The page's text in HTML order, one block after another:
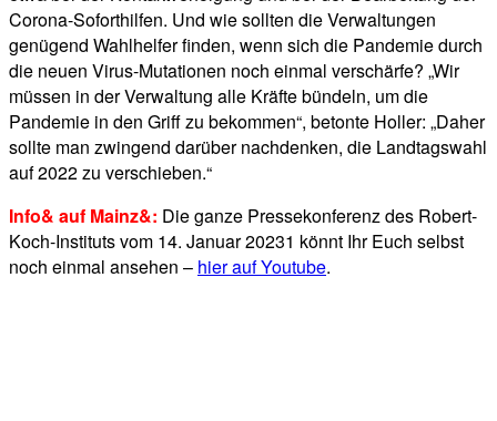
Corona-Soforthilfen. Und wie sollten die Verwaltungen
genügend Wahlhelfer finden, wenn sich die Pandemie durch
die neuen Virus-Mutationen noch einmal verschärfe? „Wir
müssen in der Verwaltung alle Kräfte bündeln, um die
Pandemie in den Griff zu bekommen“, betonte Holler: „Daher
sollte man zwingend darüber nachdenken, die Landtagswahl
auf 2022 zu verschieben.“
Info& auf Mainz&: Die ganze Pressekonferenz des Robert-
Koch-Instituts vom 14. Januar 20231 könnt Ihr Euch selbst
noch einmal ansehen – hier auf Youtube.